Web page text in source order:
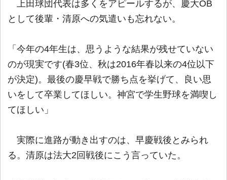
上田球団代表は多くをアピールするが、慶大OB
として後輩・清原への気遣いも忘れない。
「今年の4年生は、思うような結果が残せていない
のが現実です(春3位、秋は2016年春以来の4位以下
が決定)。最後の慶早戦で勝ち点を挙げて、良い思
いをして卒業してほしい。神宮で学生野球を満喫し
てほしい」
実際に進路が動き出すのは、早慶戦後とみられ
る。清原は法大2回戦後にこう言っていた。